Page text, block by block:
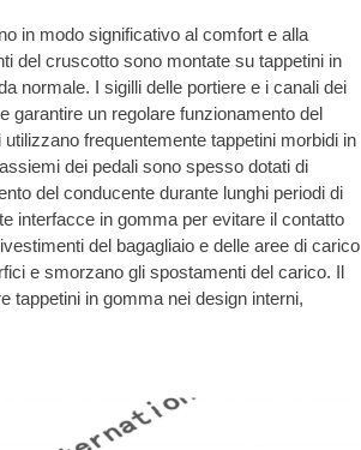
in modo significativo al comfort e alla
del cruscotto sono montate su tappetini in
normale. I sigilli delle portiere e i canali dei
garantire un regolare funzionamento del
frequentemente tappetini morbidi in
dei pedali sono spesso dotati di
del conducente durante lunghi periodi di
interfacce in gomma per evitare il contatto
del bagagliaio e delle aree di carico
e smorzano gli spostamenti del carico. Il
tappetini in gomma nei design interni,